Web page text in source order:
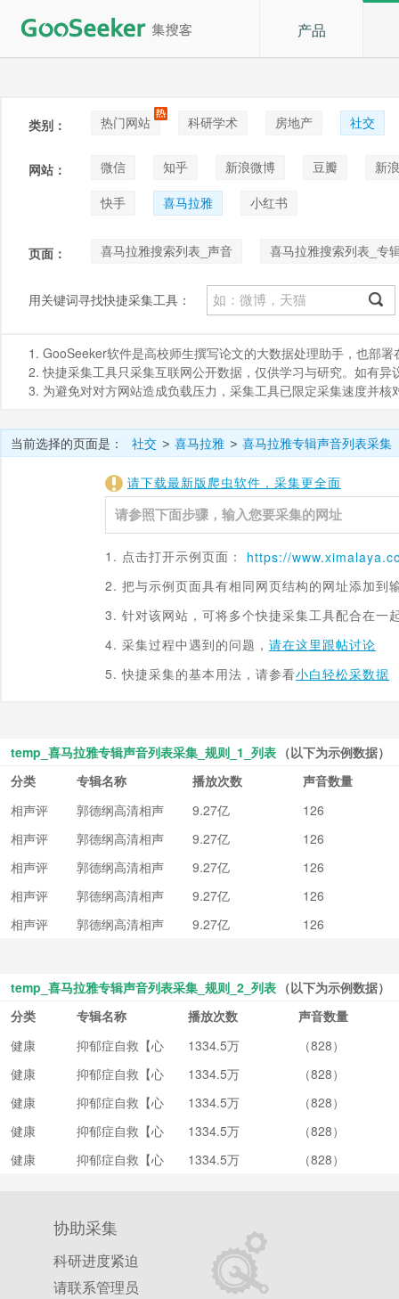
产品
类别： 热门网站 科研学术 房地产
社交
论坛贴吧
拍卖 音乐
网站： 微信 知乎 新浪微博 豆瓣
新
快手
喜马拉雅 小红书
页面： 喜马拉雅搜索列表_声音
喜马拉雅搜索列表_专
喜马拉雅主播主页_专辑列表
喜马拉雅主播主页
用关键词寻找快捷采集工具：
1. GooSeeker软件是高校师生撰写论文的大数据处理助手，也部
2. 快捷采集工具只采集互联网公开数据，仅供学习与研究。如有
3. 为避免对对方网站造成负载压力，采集工具已限定采集速度并
当前选择的页面是： 社交 > 喜马拉雅 > 喜马拉雅专辑声音列表采集
请下载最新版爬虫软件，采集更全面
1. 点击打开示例页面： https://www.
2. 把与示例页面具有相同网页结构的网址添加到
3. 针对该网站，可将多个快捷采集工具配合在一
4. 采集过程中遇到的问题， 请在这里跟帖讨论
5. 快捷采集的基本用法，请参看小白轻松采数据
temp_喜马拉雅专辑声音列表采集_规则_1_列表 （以下为示例数据）
分类
专辑名称 播放次数
声音数量
相声评
书
郭德纲高清相声
集【精选】
9.27亿
126
相声评
书
郭德纲高清相声
集【精选】
9.27亿
126
相声评
书
郭德纲高清相声
集【精选】
9.27亿
126
相声评
书
郭德纲高清相声
集【精选】
9.27亿
126
相声评
郭德纲高清相声
9.27亿 126
temp_喜马拉雅专辑声音列表采集_规则_2_列表 （以下为示例数据）
分类
专辑名称 播放次数
声音数量
健康
抑郁症自救【心
理干货】
1334.5万
（828）
健康
抑郁症自救【心
理干货】
1334.5万
（828）
健康
抑郁症自救【心
理干货】
1334.5万
（828）
健康
抑郁症自救【心
理干货】
1334.5万
（828）
健康
抑郁症自救【心
1334.5万 （828）
协助采集
科研进度紧迫
请联系管理员